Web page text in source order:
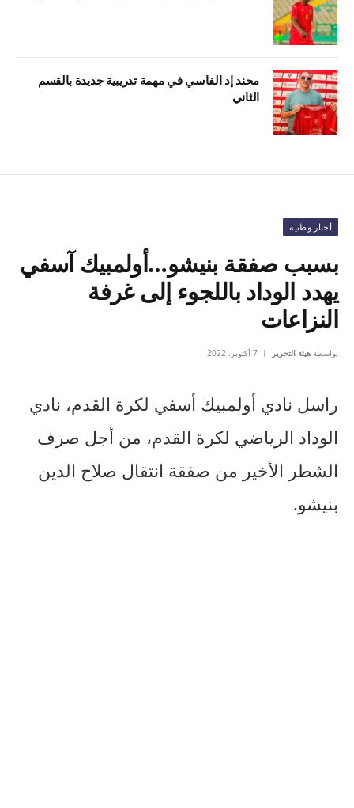
محند إد الفاسي في مهمة تدريبية جديدة بالقسم
الثاني
أخبار وطنية
بسبب صفقة بنيشو…أولمبيك آسفي
يهدد الوداد باللجوء إلى غرفة
النزاعات
بواسطة هيئة التحرير 7 أكتوبر، 2022
راسل نادي أولمبيك أسفي لكرة القدم، نادي
الوداد الرياضي لكرة القدم، من أجل صرف
الشطر الأخير من صفقة انتقال صلاح الدين
بنيشو.